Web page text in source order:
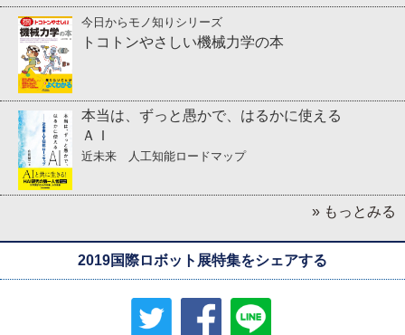
今日からモノ知りシリーズ
トコトンやさしい機械力学の本
本当は、ずっと愚かで、はるかに使える
ＡＩ
近未来 人工知能ロードマップ
» もっとみる
2019国際ロボット展特集をシェアする